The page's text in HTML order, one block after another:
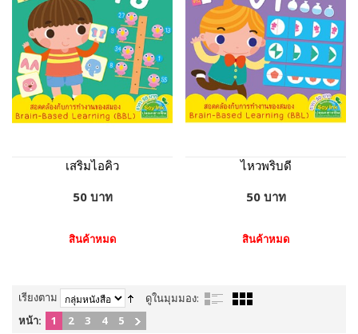
เสริมไอคิว
50 บาท
สินค้าหมด
ไหวพริบดี
50 บาท
สินค้าหมด
เรียงตาม
ดูในมุมมอง:
หน้า:
1 2 3 4 5